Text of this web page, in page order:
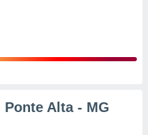
Alta - MG